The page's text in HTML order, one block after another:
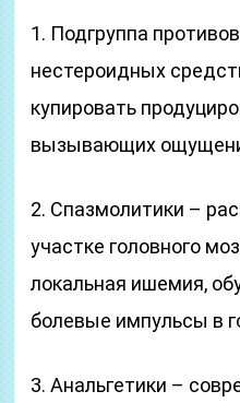
1. Подгруппа
нестероидных
купировать
вызывающих
2. Спазмолитики –
участке головного
локальная ишемия,
болевые импульсы в
3. Анальгетики –